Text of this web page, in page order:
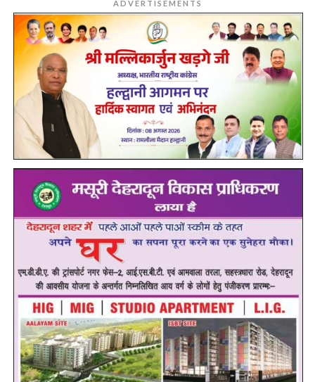
ADVERTISEMENTS